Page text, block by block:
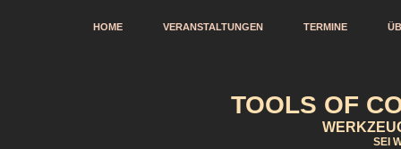
HOME VERANSTALTUNGEN TERMINE
TOOLS OF
SEI